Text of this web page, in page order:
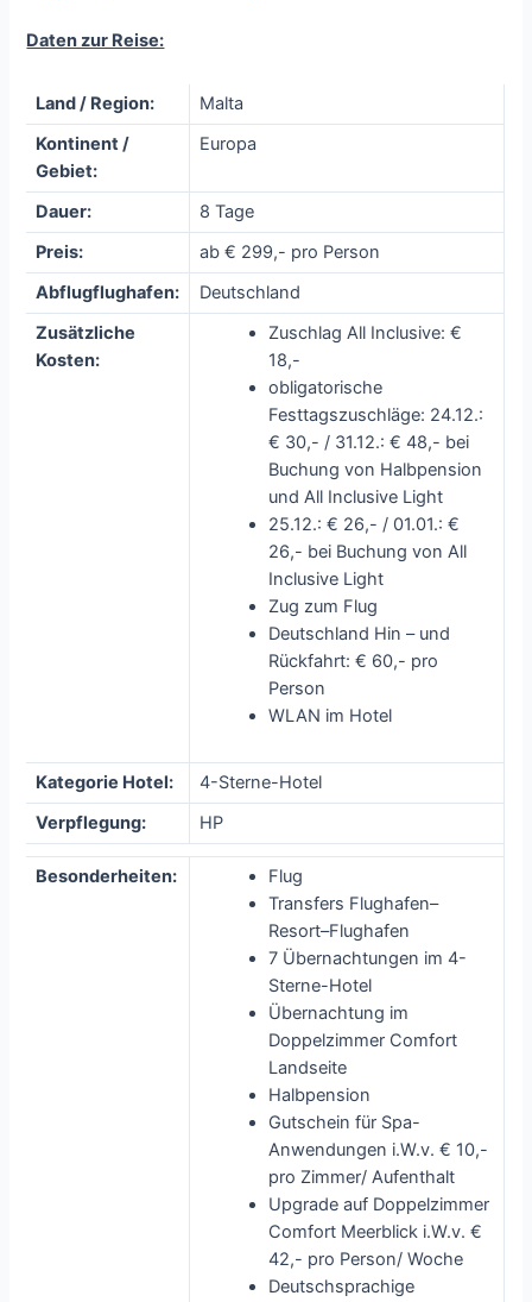
Daten zur Reise:
Land / Region:
Malta
Kontinent /
Gebiet:
Europa
Dauer:
8 Tage
Preis:
ab € 299,- pro Person
Abflugflughafen:
Deutschland
Zusätzliche
Kosten:
Zuschlag All Inclusive: €
18,-
obligatorische
Festtagszuschläge: 24.12.:
€ 30,- / 31.12.: € 48,- bei
Buchung von Halbpension
und All Inclusive Light
25.12.: € 26,- / 01.01.: €
26,- bei Buchung von All
Inclusive Light
Zug zum Flug
Deutschland Hin – und
Rückfahrt: € 60,- pro
Person
WLAN im Hotel
Kategorie Hotel:
4-Sterne-Hotel
Verpflegung:
HP
Besonderheiten:
Flug
Transfers Flughafen–
Resort–Flughafen
7 Übernachtungen im 4-
Sterne-Hotel
Übernachtung im
Doppelzimmer Comfort
Landseite
Halbpension
Gutschein für Spa-
Anwendungen i.W.v. € 10,-
pro Zimmer/ Aufenthalt
Upgrade auf Doppelzimmer
Comfort Meerblick i.W.v. €
42,- pro Person/ Woche
Deutschsprachige